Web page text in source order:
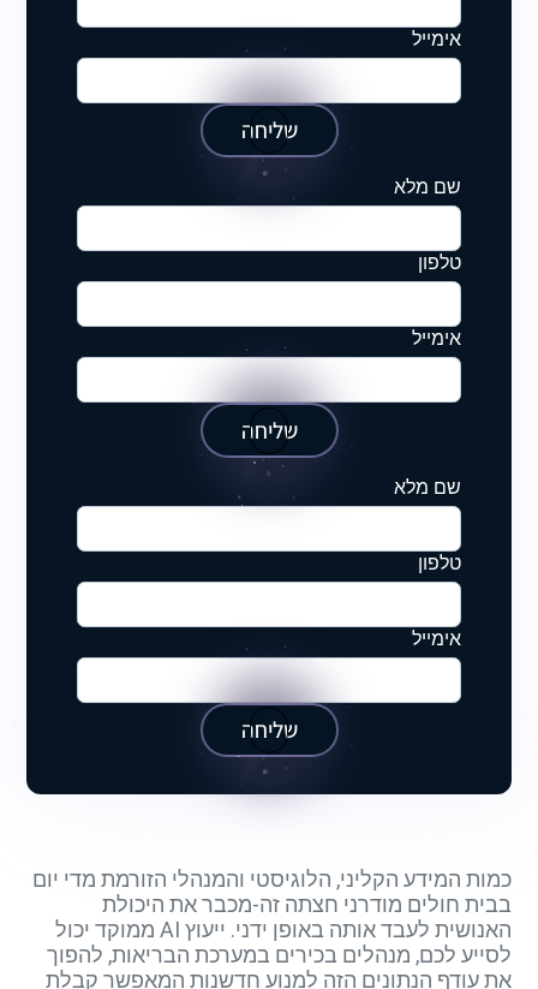
אימייל
שליחה
שם מלא
טלפון
אימייל
שליחה
שם מלא
טלפון
אימייל
שליחה
כמות המידע הקליני, הלוגיסטי והמנהלי הזורמת מדי יום
בבית חולים מודרני חצתה זה-מכבר את היכולת
האנושית לעבד אותה באופן ידני. ייעוץ AI ממוקד יכול
לסייע לכם, מנהלים בכירים במערכת הבריאות, להפוך
את עודף הנתונים הזה למנוע חדשנות המאפשר קבלת